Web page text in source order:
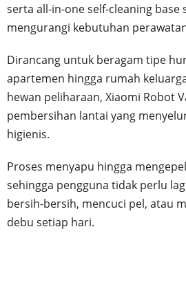
serta all-in-one self-cleaning base
mengurangi kebutuhan
Dirancang untuk beragam tipe
apartemen hingga rumah
hewan peliharaan, Xiaomi Robot
pembersihan lantai yang
higienis.
Proses menyapu hingga
sehingga pengguna tidak perlu
bersih-bersih, mencuci pel, atau
debu setiap hari.